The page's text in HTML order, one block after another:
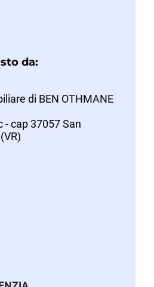
da:
di BEN OTHMANE
- cap 37057 San